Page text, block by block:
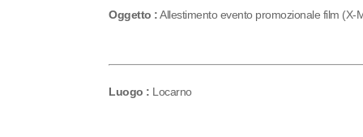
Oggetto :Allestimento evento promozionale film (X-
Luogo : Locarno